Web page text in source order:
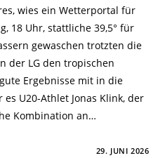
wies ein Wetterportal für
18 Uhr, stattliche 39,5° für
gewaschen trotzten die
der LG den tropischen
Ergebnisse mit in die
U20-Athlet Jonas Klink, der
Kombination an…
29. JUNI 2026